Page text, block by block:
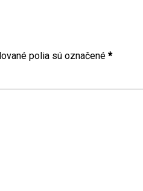
polia sú označené *